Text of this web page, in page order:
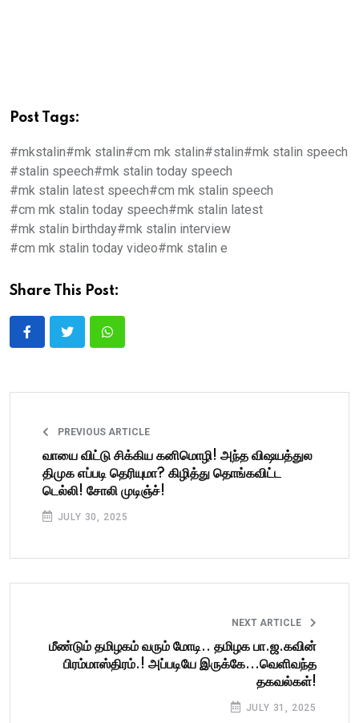
Post Tags:
#mkstalin#mk stalin#cm mk stalin#stalin#mk stalin speech
#stalin speech#mk stalin today speech
#mk stalin latest speech#cm mk stalin speech
#cm mk stalin today speech#mk stalin latest
#mk stalin birthday#mk stalin interview
#cm mk stalin today video#mk stalin e
Share This Post:
PREVIOUS ARTICLE
வாயை விட்டு சிக்கிய கனிமொழி! அந்த விஷயத்துல
திமுக எப்படி தெரியுமா? கிழித்து தொங்கவிட்ட
டெல்லி! சோலி முடிஞ்ச்!
JULY 30, 2025
NEXT ARTICLE
மீண்டும் தமிழகம் வரும் மோடி.. தமிழக பா.ஜ.கவின்
பிரம்மாஸ்திரம்.! அப்படியே இருக்கே...வெளிவந்த
தகவல்கள்!
JULY 31, 2025